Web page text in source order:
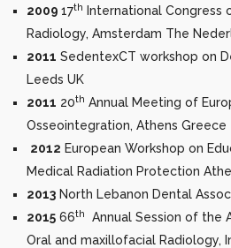
2009 17th
International Congress
Radiology, Amsterdam The
2011 SedentexCT workshop on
Leeds UK
2011 20th Annual Meeting of
Osseointegration, Athens Greece
2012 European Workshop on
Medical Radiation Protection
2013 North Lebanon Dental
2015 66th
Annual Session of the
Oral and maxillofacial Radiology,